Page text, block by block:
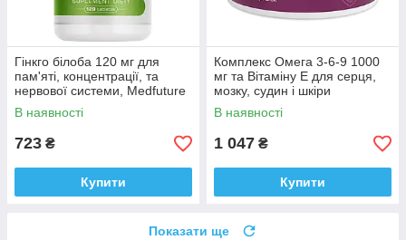
Гінкго білоба 120 мг для
пам'яті, концентрації, та
нервової системи, Medfuture
Ginkgo Biloba Extract 120
таблеток Доставка з ЄС
В наявності
723 ₴
Купити
Комплекс Омега 3-6-9 1000
мг та Вітаміну E для серця,
мозку, судин і шкіри
Medfuture Omega 3-6-9, 200
капсул Доставка з ЄС
В наявності
1 047 ₴
Купити
Показати ще